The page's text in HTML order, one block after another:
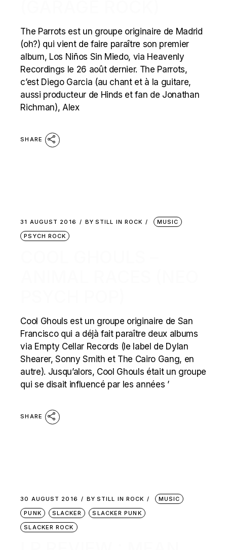
The Parrots est un groupe originaire de Madrid
(oh?) qui vient de faire paraître son premier
album, Los Niños Sin Miedo, via Heavenly
Recordings le 26 août dernier. The Parrots,
c’est Diego Garcia (au chant et à la guitare,
aussi producteur de Hinds et fan de Jonathan
Richman), Alex
SHARE
31 AUGUST 2016 BY STILL IN ROCK
MUSIC
PSYCH ROCK
Cool Ghouls est un groupe originaire de San
Francisco qui a déjà fait paraître deux albums
via Empty Cellar Records (le label de Dylan
Shearer, Sonny Smith et The Cairo Gang, en
autre). Jusqu’alors, Cool Ghouls était un groupe
qui se disait influencé par les années ’
SHARE
30 AUGUST 2016 BY STILL IN ROCK
MUSIC
PUNK
SLACKER
SLACKER PUNK
SLACKER ROCK